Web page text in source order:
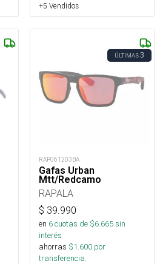
+5 Vendidos
ÚLTIMAS3
RAP061203BA
Gafas Urban
Mtt/Redcamo
RAPALA
$ 39.990
en 6cuotas de $6.665sin
interés
ahorras $1.600 por
transferencia.